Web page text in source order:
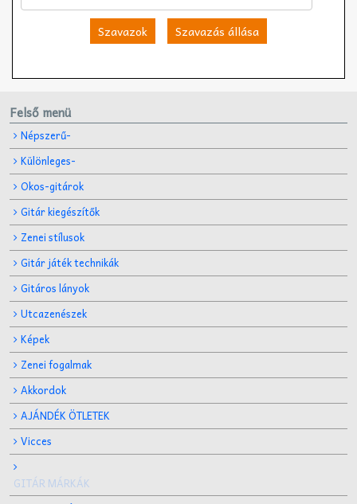
Szavazok Szavazás állása
Felső menü
Népszerű-
Különleges-
Okos-gitárok
Gitár kiegészítők
Zenei stílusok
Gitár játék technikák
Gitáros lányok
Utcazenészek
Képek
Zenei fogalmak
Akkordok
AJÁNDÉK ÖTLETEK
Vicces
GITÁR MÁRKÁK